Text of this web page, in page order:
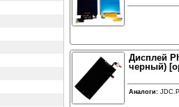
Дисплей
черный)
Аналоги: